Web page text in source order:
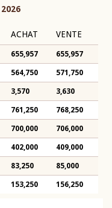
ACHAT VENTE
655,957 655,957
564,750 571,750
3,570 3,630
761,250 768,250
700,000 706,000
402,000 409,000
83,250 85,000
153,250 156,250